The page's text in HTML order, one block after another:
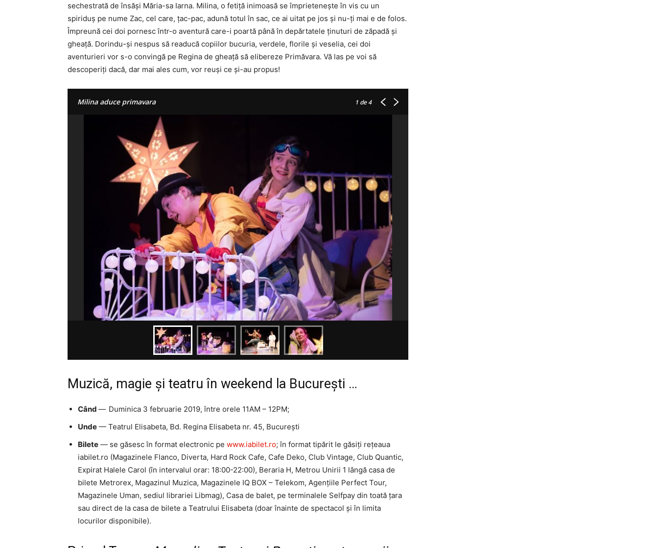
sechestrată de însăși Măria-sa Iarna. Milina, o fetiță inimoasă se împrietenește în vis cu un
spiriduș pe nume Zac, cel care, țac-pac, adună totul în sac, ce ai uitat pe jos și nu-ți mai e de folos.
Împreună cei doi pornesc într-o aventură care-i poartă până în depărtatele ținuturi de zăpadă și
gheață. Dorindu-și nespus să readucă copiilor bucuria, verdele, florile și veselia, cei doi
aventurieri vor s-o convingă pe Regina de gheață să elibereze Primăvara. Vă las pe voi să
descoperiți dacă, dar mai ales cum, vor reuși ce și-au propus!
Milina aduce primavara 1 de 4
Muzică, magie și teatru în weekend la București …
Când — Duminica 3 februarie 2019, între orele 11AM – 12PM;
Unde — Teatrul Elisabeta, Bd. Regina Elisabeta nr. 45, București
Bilete — se găsesc în format electronic pe www.iabilet.ro; în format tipărit le găsiți rețeaua
iabilet.ro (Magazinele Flanco, Diverta, Hard Rock Cafe, Cafe Deko, Club Vintage, Club Quantic,
Expirat Halele Carol (în intervalul orar: 18:00-22:00), Beraria H, Metrou Unirii 1 lângă casa de
bilete Metrorex, Magazinul Muzica, Magazinele IQ BOX – Telekom, Agențiile Perfect Tour,
Magazinele Uman, sediul librariei Libmag), Casa de balet, pe terminalele Selfpay din toată țara
sau direct de la casa de bilete a Teatrului Elisabeta (doar înainte de spectacol și în limita
locurilor disponibile).